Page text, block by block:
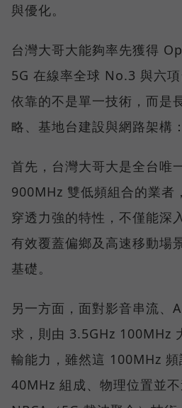
與優化。
台灣大哥大能夠率先獲得
5G 在線率全球 No.3 與六
依靠的不是單一技術，而是
略、基地台建設與網路架構：
首先，台灣大哥大是全台唯
900MHz 雙低頻組合的業者
穿透力強的特性，不僅能深
有效覆蓋偏鄉及高速移動場
基礎。
另一方面，面對影音串流、
求，則由 3.5GHz 100MHz
輸能力，雖然這 100MHz
40MHz 組成、物理位置並